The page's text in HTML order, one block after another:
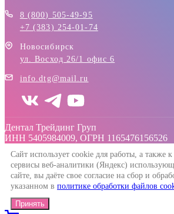
8 (800) 505-49-95
+7 (383) 254-01-74
Новосибирск
ул. Восход 26/1 офис 6
info.dtg@mail.ru
Дентал Трейдинг Груп
ИНН 5405984009, ОГРН 1165476156526
Сайт использует cookie для работы, а также
сервисы веб-аналитики (Яндекс)
сайте, вы даёте свое согласие на сбор и
указанном в политике обработки файлов
Принять